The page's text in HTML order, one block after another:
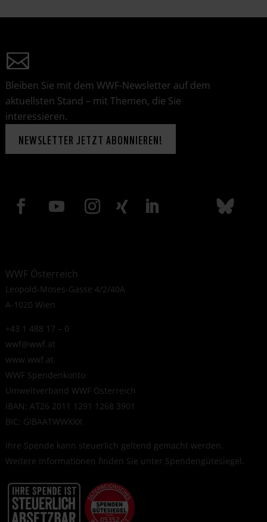
Bleiben Sie mit dem WWF-Newsletter auf dem
aktuellsten Stand – mit Themen, die Sie
interessieren.
NEWSLETTER JETZT ABONNIEREN!
WWF Österreich
Leopold-Moses-Gasse 4/2/40A
A-1020 Wien
+43 1 488 17 – 0
wwf@wwf.at
www.wwf.at
WWF Spendenkonto
Umweltverband WWF Österreich
IBAN: AT26 2011 1291 1268 3901
BIC: GIBAATWWXXX
Ihre Spende kann steuerlich geltend gemacht werden.
Weitere Informationen finden Sie unter Spendengütesiegel.